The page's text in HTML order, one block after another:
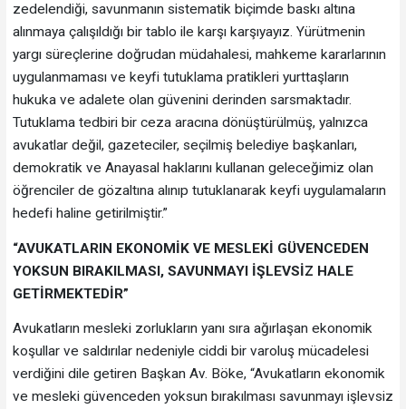
zedelendiği, savunmanın sistematik biçimde baskı altına
alınmaya çalışıldığı bir tablo ile karşı karşıyayız. Yürütmenin
yargı süreçlerine doğrudan müdahalesi, mahkeme kararlarının
uygulanmaması ve keyfi tutuklama pratikleri yurttaşların
hukuka ve adalete olan güvenini derinden sarsmaktadır.
Tutuklama tedbiri bir ceza aracına dönüştürülmüş, yalnızca
avukatlar değil, gazeteciler, seçilmiş belediye başkanları,
demokratik ve Anayasal haklarını kullanan geleceğimiz olan
öğrenciler de gözaltına alınıp tutuklanarak keyfi uygulamaların
hedefi haline getirilmiştir.”
“AVUKATLARIN EKONOMİK VE MESLEKİ GÜVENCEDEN
YOKSUN BIRAKILMASI, SAVUNMAYI İŞLEVSİZ HALE
GETİRMEKTEDİR”
Avukatların mesleki zorlukların yanı sıra ağırlaşan ekonomik
koşullar ve saldırılar nedeniyle ciddi bir varoluş mücadelesi
verdiğini dile getiren Başkan Av. Böke, “Avukatların ekonomik
ve mesleki güvenceden yoksun bırakılması savunmayı işlevsiz